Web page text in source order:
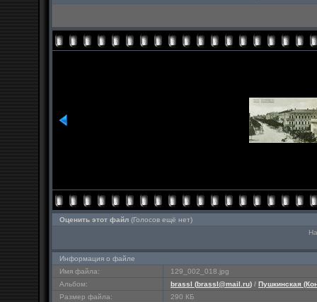
Оценить этот файл (Голосов ещё нет)
Информация о файле
Имя файла:
129_002_018.jpg
Альбом:
brassl (brassl@mail.ru) / Пушкинская
Размер файла:
290 КБ